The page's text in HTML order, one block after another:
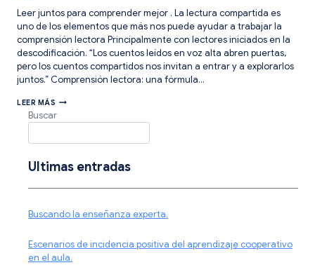
Leer juntos para comprender mejor . La lectura compartida es
uno de los elementos que más nos puede ayudar a trabajar la
comprensión lectora Principalmente con lectores iniciados en la
descodificación. “Los cuentos leídos en voz alta abren puertas,
pero los cuentos compartidos nos invitan a entrar y a explorarlos
juntos.” Comprensión lectora: una fórmula…
LEER MÁS POR
LEER
VOZ
NO
BASTA:
LECTURA
Buscar
Ultimas entradas
Buscando la enseñanza experta.
Escenarios de incidencia positiva del aprendizaje cooperativo
en el aula.